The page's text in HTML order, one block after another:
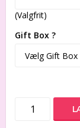
(Valgfrit)
Gift Box ?